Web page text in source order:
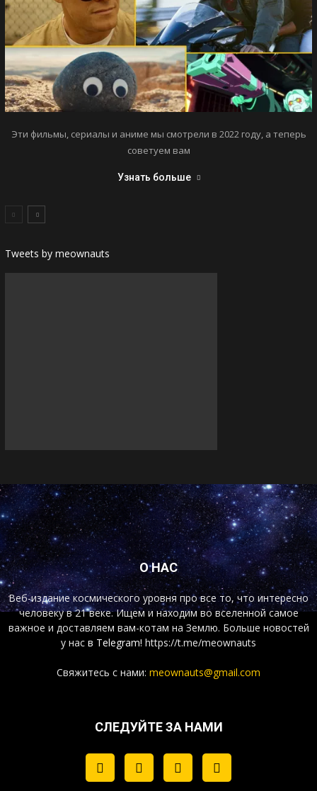
Эти фильмы, сериалы и аниме мы смотрели в 2022 году, а теперь
советуем вам
Узнать больше
Tweets by meownauts
О НАС
Веб-издание космического уровня про все то, что интересно
человеку в 21 веке. Ищем и находим во вселенной самое
важное и доставляем вам-котам на Землю. Больше новостей
у нас в Telegram! https://t.me/meownauts
Свяжитесь с нами: meownauts@gmail.com
СЛЕДУЙТЕ ЗА НАМИ